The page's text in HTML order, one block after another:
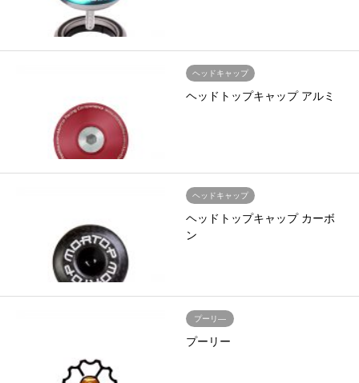
ヘッドキャップ
ヘッドトップキャップ アルミ
ヘッドキャップ
ヘッドトップキャップ カーボ
ン
プーリ―
プーリー